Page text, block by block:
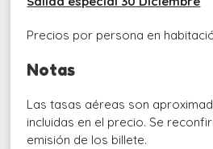
Precios por persona en
Notas
Las tasas aéreas son
incluidas en el precio. Se
emisión de los billete.